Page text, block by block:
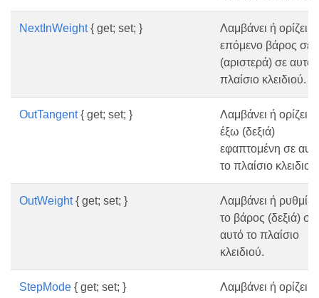
NextInWeight{ get; set; }
Λαμβάνει ή ορίζει
επόμενο βάρος σε
(αριστερά) σε αυτό
πλαίσιο κλειδιού.
OutTangent{ get; set; }
Λαμβάνει ή ορίζει
έξω (δεξιά)
εφαπτομένη σε
το πλαίσιο κλειδιού.
OutWeight{ get; set; }
Λαμβάνει ή
το βάρος (δεξιά) σε
αυτό το πλαίσιο
κλειδιού.
StepMode { get; set; } Λαμβάνει ή ορίζει